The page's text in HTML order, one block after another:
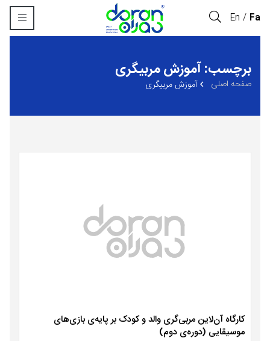
Fa
En
برچسب: آموزش مربیگری
صفحه اصلی آموزش مربیگری
کارگاه آن‌لاین مربی‌گری والد و کودک بر پایه‌ی بازی‌های
موسیقایی (دوره‌ی دوم)